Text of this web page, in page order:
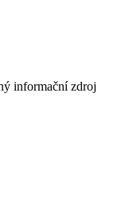
informační zdroj